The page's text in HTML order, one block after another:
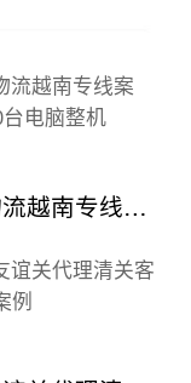
巨东物流越南专线案例：320台电脑整机